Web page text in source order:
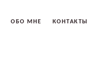
ОБО МНЕ КОНТАКТЫ